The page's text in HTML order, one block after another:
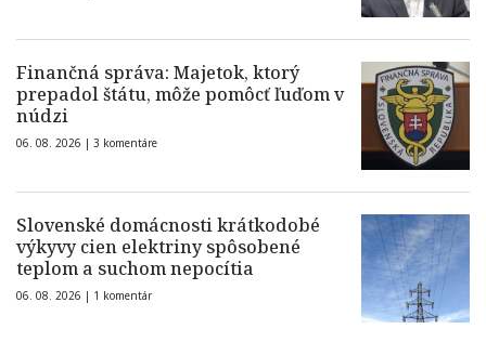
Finančná správa: Majetok, ktorý
prepadol štátu, môže pomôcť ľuďom v
núdzi
06. 08. 2026 | 3 komentáre
Slovenské domácnosti krátkodobé
výkyvy cien elektriny spôsobené
teplom a suchom nepocítia
06. 08. 2026 | 1 komentár